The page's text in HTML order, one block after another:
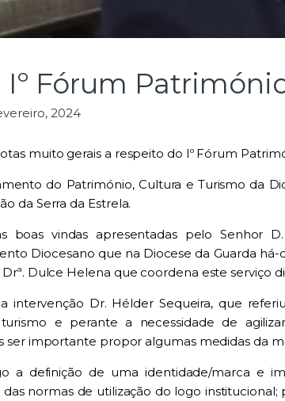
Iº Fórum
2024
muito gerais a respeito do Iº Fórum
do Património, Cultura e Turismo da
da Serra da Estrela.
boas vindas apresentadas pelo Senhor
Diocesano que na Diocese da Guarda
Dulce Helena que coordena este serviço
a intervenção Dr. Hélder Sequeira, que
e perante a necessidade de
ser importante propor algumas medidas da
a definição de uma identidade/marca e
das normas de utilização do logo